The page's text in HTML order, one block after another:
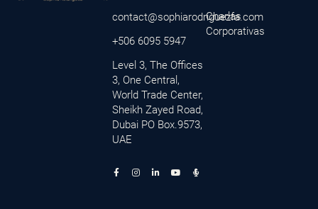
contact@sophiarodriguezfa.com
+506 6095 5947
Level 3, The Offices
3, One Central,
World Trade Center,
Sheikh Zayed Road,
Dubai PO Box.9573,
UAE
Charlas
Corporativas